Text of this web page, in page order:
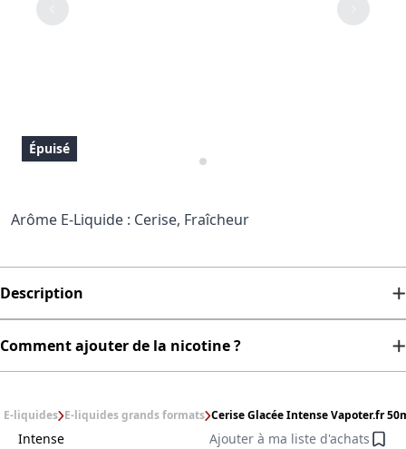
Épuisé
Arôme E-Liquide : Cerise, Fraîcheur
Description
Comment ajouter de la nicotine ?
E-liquides E-liquides grands formats Cerise Glacée Intense Vapoter.fr
Intense Ajouter à ma liste d'achats